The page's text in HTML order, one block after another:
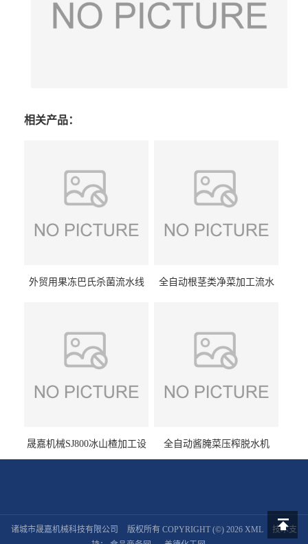
相关产品：
外贸用果冻巴氏杀菌流水线
全自动根茎类净菜加工流水
晟嘉机械SJ800冰山楂加工设
备 山楂浸糖机设备
全自动酱腌菜压榨脱水机
诸城市晟嘉机械科技有限公司 版权所有 COPYRIGHT (©) 2026 XML
技术支